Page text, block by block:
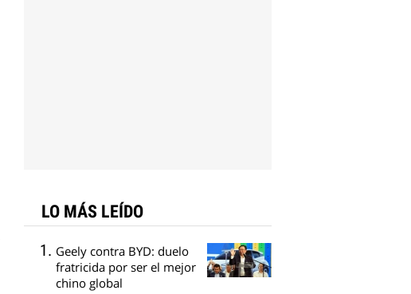
LO MÁS LEÍDO
Geely contra BYD: duelo
fratricida por ser el mejor
chino global